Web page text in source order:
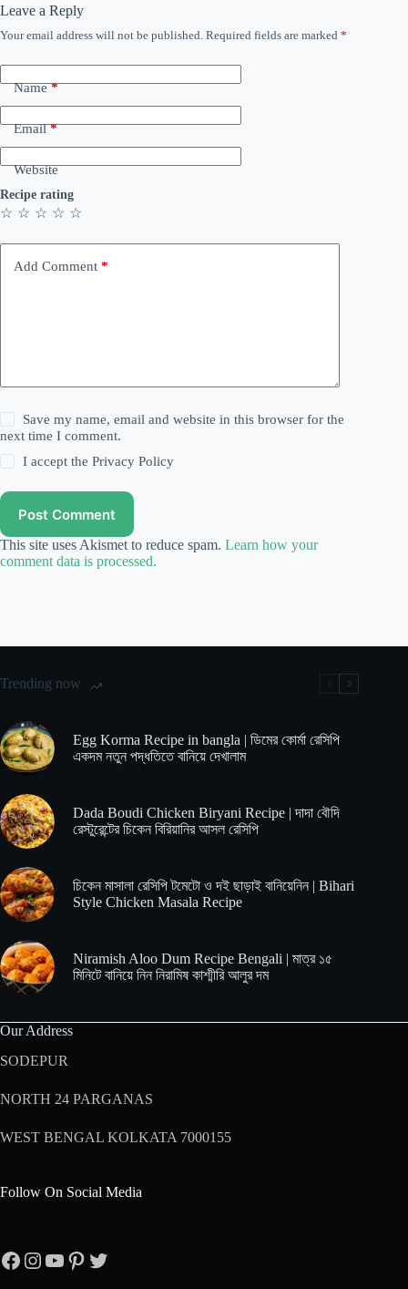
Leave a Reply
Your email address will not be published. Required fields are marked *
Name*
Email*
Website
Recipe rating
☆
☆
☆
☆
☆
Add Comment *
Save my name, email and website in this browser for the
next time I comment.
I accept thePrivacy Policy
Post Comment
This site uses Akismet to reduce spam. Learn how your
comment data is processed.
Trending now
Egg Korma Recipe in bangla | ডিমের কোর্মা রেসিপি
একদম নতুন পদ্ধতিতে বানিয়ে দেখালাম
Dada Boudi Chicken Biryani Recipe | দাদা বৌদি
রেস্টুরেন্টের চিকেন বিরিয়ানির আসল রেসিপি
চিকেন মাসালা রেসিপি টমেটো ও দই ছাড়াই বানিয়েনিন | Bihari
Style Chicken Masala Recipe
Niramish Aloo Dum Recipe Bengali | মাত্র ১৫
মিনিটে বানিয়ে নিন নিরামিষ কাশ্মীরি আলুর দম
Our Address
SODEPUR
NORTH 24 PARGANAS
WEST BENGAL KOLKATA 7000155
Follow On Social Media
Facebook
Instagram
YouTube
Pinterest
Twitter